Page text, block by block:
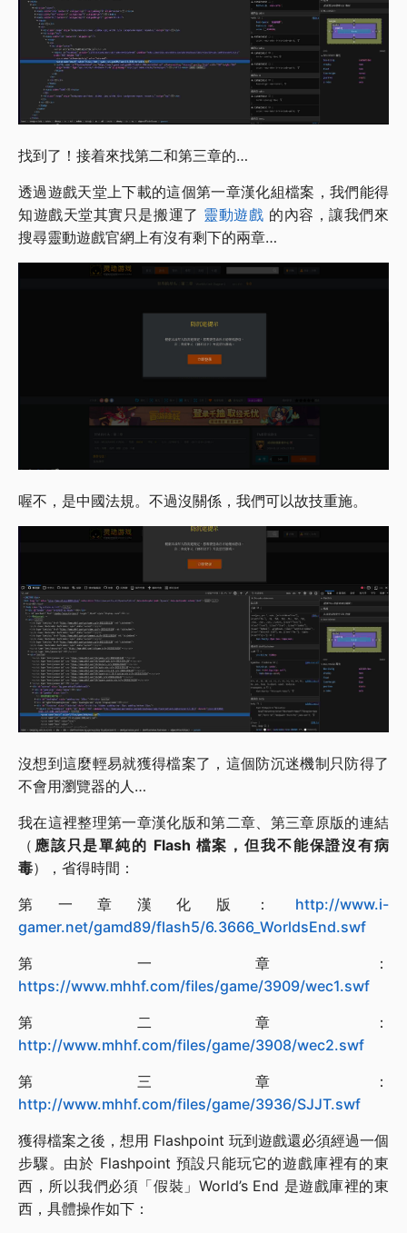
找到了！接着來找第二和第三章的…
透過遊戲天堂上下載的這個第一章漢化組檔案，我們能得
知遊戲天堂其實只是搬運了 靈動遊戲 的內容，讓我們來
搜尋靈動遊戲官網上有沒有剩下的兩章…
喔不，是中國法規。不過沒關係，我們可以故技重施。
沒想到這麼輕易就獲得檔案了，這個防沉迷機制只防得了
不會用瀏覽器的人…
我在這裡整理第一章漢化版和第二章、第三章原版的連結
（ 應該只是單純的 Flash 檔案，但我不能保證沒有病
毒），省得時間：
第一章漢化版： http://www.i-
gamer.net/gamd89/flash5/6.3666_WorldsEnd.swf
第一章：
https://www.mhhf.com/files/game/3909/wec1.swf
第二章：
http://www.mhhf.com/files/game/3908/wec2.swf
第三章：
http://www.mhhf.com/files/game/3936/SJJT.swf
獲得檔案之後，想用 Flashpoint 玩到遊戲還必須經過一個
步驟。由於 Flashpoint 預設只能玩它的遊戲庫裡有的東
西，所以我們必須「假裝」World’s End 是遊戲庫裡的東
西，具體操作如下：